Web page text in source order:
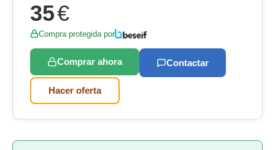
35€
Compra protegida por
Comprar ahora Contactar
Hacer oferta